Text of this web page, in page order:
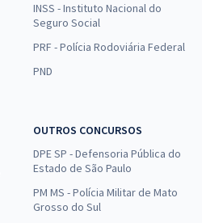
INSS - Instituto Nacional do
Seguro Social
PRF - Polícia Rodoviária Federal
PND
OUTROS CONCURSOS
DPE SP - Defensoria Pública do
Estado de São Paulo
PM MS - Polícia Militar de Mato
Grosso do Sul